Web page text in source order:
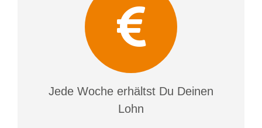
Jede Woche erhältst Du Deinen
Lohn